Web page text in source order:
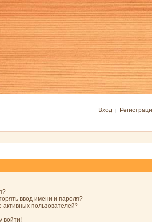
Вход |
ввод имени и пароля?
активных пользователей?
войти!